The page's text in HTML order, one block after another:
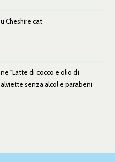
Cheshire cat
"Latte di cocco e olio di
senza alcol e parabeni